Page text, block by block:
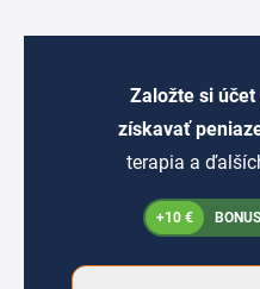
Založte si
získavať
terapia a
+10 €